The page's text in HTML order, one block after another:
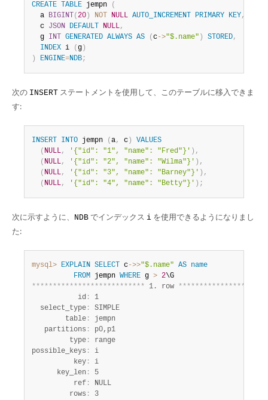
CREATE TABLE jempn
(
  a
BIGINT ( 20 ) NOT NULL AUTO_INCREMENT PRIMARY KEY,
  c
JSON DEFAULT NULL,
  g
INT GENERATED ALWAYS AS ( c->"$.name" ) STORED,
INDEX i ( g )
)
ENGINE=NDB;
次の INSERT ステートメントを使用して、このテーブルに移入できま
す:
INSERT INTO jempn ( a, c )
VALUES
( NULL, '{"id": "1", "name": "Fred"}' ) ,
( NULL, '{"id": "2", "name": "Wilma"}' ) ,
( NULL, '{"id": "3", "name": "Barney"}' ) ,
( NULL, '{"id": "4", "name": "Betty"}' ) ;
次に示すように、 NDB でインデックス i を使用できるようになりまし
た:
mysql> EXPLAIN SELECT c->>"$.name" AS name
FROM jempn WHERE g > 2
*************************** 1. row ****************
           id
:
1
  select_type
:
SIMPLE
        table
:
jempn
   partitions
:
p0,p1
         type
:
range
possible_keys :
i
          key
:
i
      key_len
:
5
          ref
:
NULL
         rows
:
3